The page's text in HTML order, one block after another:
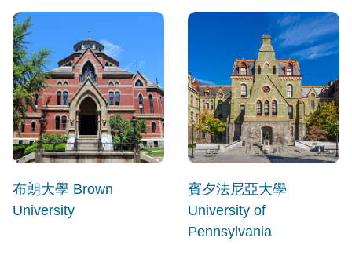
布朗大學 Brown
University
賓夕法尼亞大學
University of
Pennsylvania